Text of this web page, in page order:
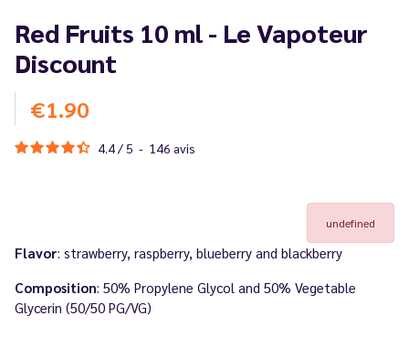
Red Fruits 10 ml - Le Vapoteur
Discount
€1.90
4.4/ 5 - 146 avis
undefined
Flavor: strawberry, raspberry, blueberry and blackberry
Composition: 50% Propylene Glycol and 50% Vegetable
Glycerin (50/50 PG/VG)